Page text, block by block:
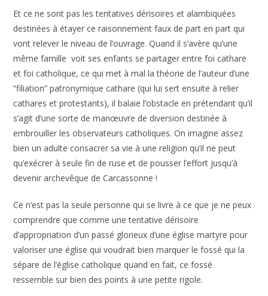
Et ce ne sont pas les tentatives dérisoires et alambiquées
destinées à étayer ce raisonnement faux de part en part qui
vont relever le niveau de l’ouvrage. Quand il s’avère qu’une
même famille voit ses enfants se partager entre foi cathare
et foi catholique, ce qui met à mal la théorie de l’auteur d’une
“filiation” patronymique cathare (qui lui sert ensuite à relier
cathares et protestants), il balaie l’obstacle en prétendant qu’il
s’agit d’une sorte de manœuvre de diversion destinée à
embrouiller les observateurs catholiques. On imagine assez
bien un adulte consacrer sa vie à une religion qu’il ne peut
qu’exécrer à seule fin de ruse et de pousser l’effort jusqu’à
devenir archevêque de Carcassonne !
Ce n’est pas la seule personne qui se livre à ce que je ne peux
comprendre que comme une tentative dérisoire
d’appropriation d’un passé glorieux d’une église martyre pour
valoriser une église qui voudrait bien marquer le fossé qui la
sépare de l’église catholique quand en fait, ce fossé
ressemble sur bien des points à une petite rigole.